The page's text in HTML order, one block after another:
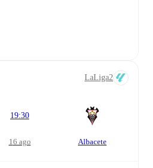
LaLiga2
19:30
16 ago Albacete